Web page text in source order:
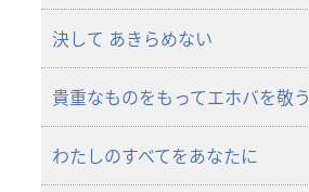
リ
ジ
ナ
ル
ソ
ン
リ
ナ
ル
ソ
ン
決して あきらめない
貴重なものをもってエホバを敬う
わたしのすべてをあなたに